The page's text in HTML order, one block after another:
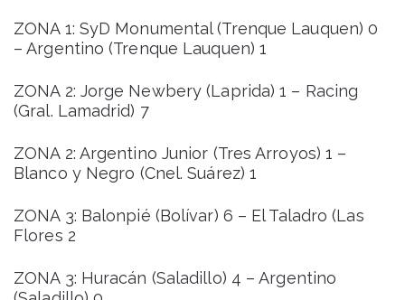
ZONA 1: SyD Monumental (Trenque Lauquen) 0
– Argentino (Trenque Lauquen) 1
ZONA 2: Jorge Newbery (Laprida) 1 – Racing
(Gral. Lamadrid) 7
ZONA 2: Argentino Junior (Tres Arroyos) 1 –
Blanco y Negro (Cnel. Suárez) 1
ZONA 3: Balonpié (Bolívar) 6 – El Taladro (Las
Flores 2
ZONA 3: Huracán (Saladillo) 4 – Argentino